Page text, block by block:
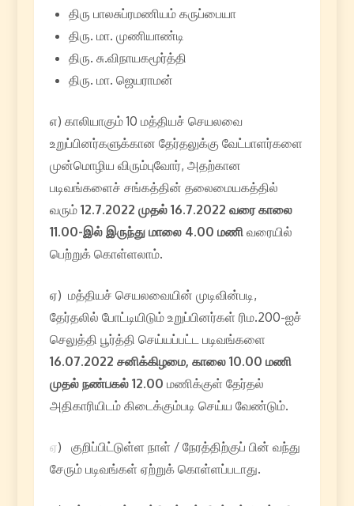
திரு பாலசுப்ரமணியம் கருப்பையா
திரு. மா. முணியாண்டி
திரு. சு.விநாயகமூர்த்தி
திரு. மா. ஜெயராமன்
எ) காலியாகும் 10 மத்தியச் செயலவை
உறுப்பினர்களுக்கான தேர்தலுக்கு வேட்பாளர்களை
முன்மொழிய விரும்புவோர், அதற்கான
படிவங்களைச் சங்கத்தின் தலைமையகத்தில்
வரும் 12.7.2022 முதல் 16.7.2022 வரை காலை
11.00-இல் இருந்து மாலை 4.00 மணிவரையில்
பெற்றுக் கொள்ளலாம்.
ஏ) மத்தியச் செயலவையின் முடிவின்படி,
தேர்தலில் போட்டியிடும் உறுப்பினர்கள் ரிம.200-ஐச்
செலுத்தி பூர்த்தி செய்யப்பட்ட படிவங்களை
16.07.2022 சனிக்கிழமை, காலை10.00 மணி
முதல் நண்பகல்12.00 மணிக்குள் தேர்தல்
அதிகாரியிடம் கிடைக்கும்படி செய்ய வேண்டும்.
ஏ) குறிப்பிட்டுள்ள நாள் / நேரத்திற்குப் பின் வந்து
சேரும் படிவங்கள் ஏற்றுக் கொள்ளப்படாது.